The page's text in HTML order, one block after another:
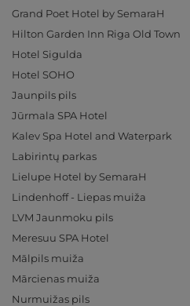
Grand Poet Hotel by SemaraH
Hilton Garden Inn Riga Old Town
Hotel Sigulda
Hotel SOHO
Jaunpils pils
Jūrmala SPA Hotel
Kalev Spa Hotel and Waterpark
Labirintų parkas
Lielupe Hotel by SemaraH
Lindenhoff - Liepas muiža
LVM Jaunmoku pils
Meresuu SPA Hotel
Mālpils muiža
Mārcienas muiža
Nurmuižas pils